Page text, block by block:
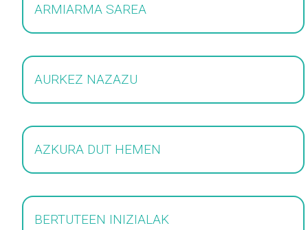
ARMIARMA SAREA
AURKEZ NAZAZU
AZKURA DUT HEMEN
BERTUTEEN INIZIALAK